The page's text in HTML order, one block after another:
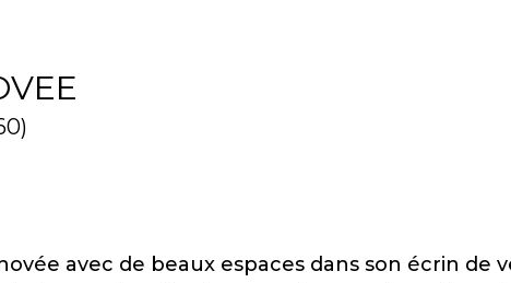
avec de beaux espaces dans son écrin de